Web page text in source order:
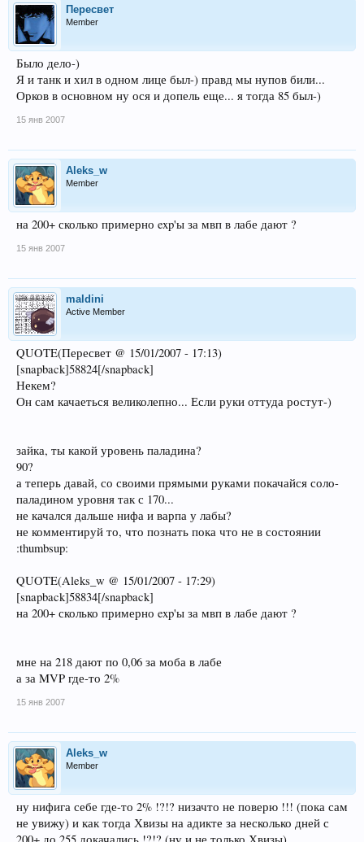
Пересвет
Member
Было дело-)
Я и танк и хил в одном лице был-) правд мы нупов били...
Орков в основном ну ося и допель еще... я тогда 85 был-)
15 янв 2007
Aleks_w
Member
на 200+ сколько примерно exp'ы за мвп в лабе дают ?
15 янв 2007
maldini
Active Member
QUOTE(Пересвет @ 15/01/2007 - 17:13)
[snapback]58824[/snapback]
Некем?
Он сам качаеться великолепно... Если руки оттуда ростут-)
зайка, ты какой уровень паладина?
90?
а теперь давай, со своими прямыми руками покачайся соло-
паладином уровня так с 170...
не качался дальше нифа и варпа у лабы?
не комментируй то, что познать пока что не в состоянии
:thumbsup:
QUOTE(Aleks_w @ 15/01/2007 - 17:29)
[snapback]58834[/snapback]
на 200+ сколько примерно exp'ы за мвп в лабе дают ?
мне на 218 дают по 0,06 за моба в лабе
а за MVP где-то 2%
15 янв 2007
Aleks_w
Member
ну нифига себе где-то 2% !?!? низачто не поверю !!! (пока сам
не увижу) и как тогда Хвизы на адикте за несколько дней с